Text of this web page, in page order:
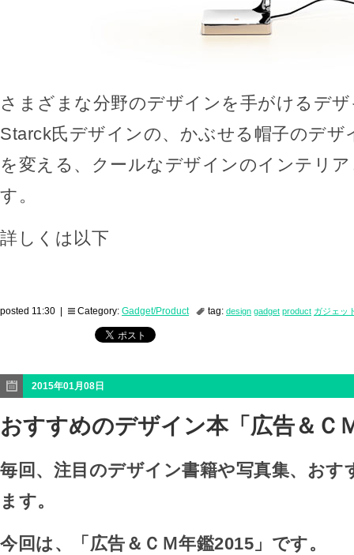
さまざまな分野のデザインを手がけるデ
Starck氏デザインの、かぶせる帽子のデザ
を変える、クールなデザインのインテリ
す。
詳しくは以下
posted 11:30 | Category: Gadget/Product tag: design gadget product ガジェッ
2015年01月08日
おすすめのデザイン本「広告＆Ｃ
毎回、注目のデザイン書籍や写真集、おす
ます。
今回は、「広告＆ＣＭ年鑑2015」です。